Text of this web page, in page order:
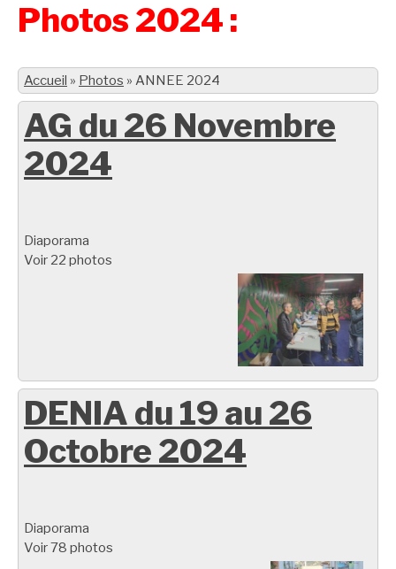
Photos 2024 :
Accueil » Photos » ANNEE 2024
AG du 26 Novembre
2024
Diaporama
Voir 22 photos
DENIA du 19 au 26
Octobre 2024
Diaporama
Voir 78 photos